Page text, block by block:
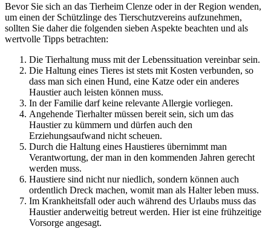
Bevor Sie sich an das Tierheim Clenze oder in der Region wenden,
um einen der Schützlinge des Tierschutzvereins aufzunehmen,
sollten Sie daher die folgenden sieben Aspekte beachten und als
wertvolle Tipps betrachten:
Die Tierhaltung muss mit der Lebenssituation vereinbar sein.
Die Haltung eines Tieres ist stets mit Kosten verbunden, so
dass man sich einen Hund, eine Katze oder ein anderes
Haustier auch leisten können muss.
In der Familie darf keine relevante Allergie vorliegen.
Angehende Tierhalter müssen bereit sein, sich um das
Haustier zu kümmern und dürfen auch den
Erziehungsaufwand nicht scheuen.
Durch die Haltung eines Haustieres übernimmt man
Verantwortung, der man in den kommenden Jahren gerecht
werden muss.
Haustiere sind nicht nur niedlich, sondern können auch
ordentlich Dreck machen, womit man als Halter leben muss.
Im Krankheitsfall oder auch während des Urlaubs muss das
Haustier anderweitig betreut werden. Hier ist eine frühzeitige
Vorsorge angesagt.